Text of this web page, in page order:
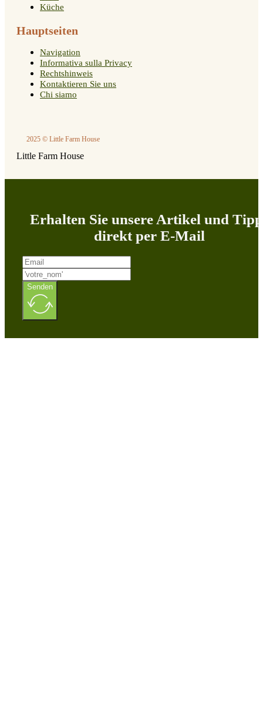
Küche
Hauptseiten
Navigation
Informativa sulla Privacy
Rechtshinweis
Kontaktieren Sie uns
Chi siamo
2025 © Little Farm House
Little Farm House
Erhalten Sie unsere Artikel und
direkt per E-Mail
Senden